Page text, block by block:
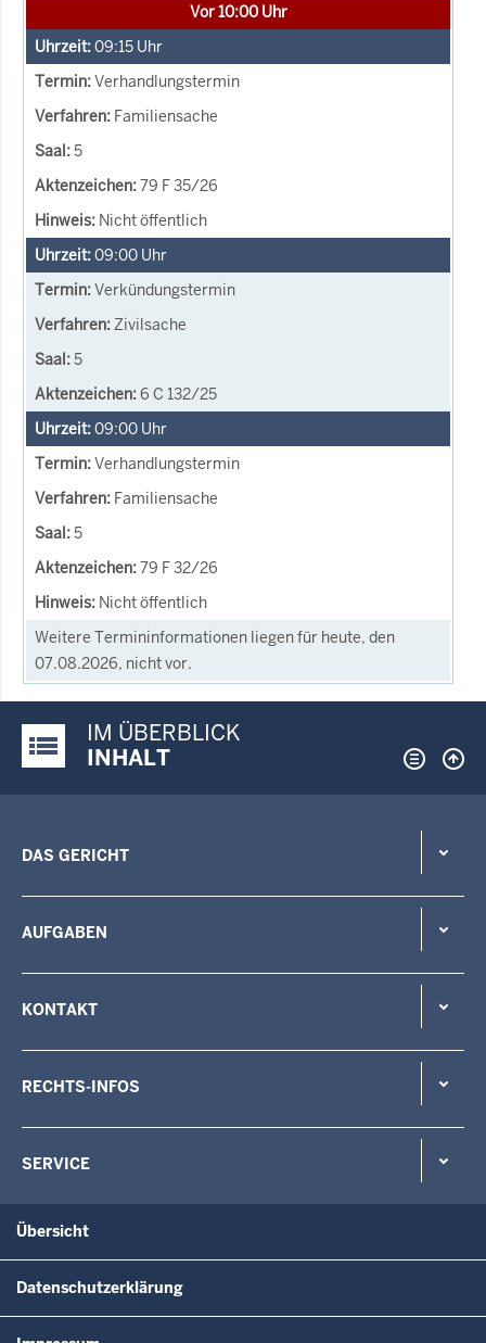
Vor 10:00 Uhr
09:15 Uhr
Verhandlungstermin
Familiensache
5
79 F 35/26
Nicht öffentlich
09:00 Uhr
Verkündungstermin
Zivilsache
5
6 C 132/25
09:00 Uhr
Verhandlungstermin
Familiensache
5
79 F 32/26
Nicht öffentlich
Weitere Termininformationen liegen für heute, den
07.08.2026, nicht vor.
Justiz-Portal im Überblick:
IM ÜBERBLICK
INHALT
DAS GERICHT
AUFGABEN
KONTAKT
RECHTS-INFOS
SERVICE
Übersicht
Datenschutzerklärung